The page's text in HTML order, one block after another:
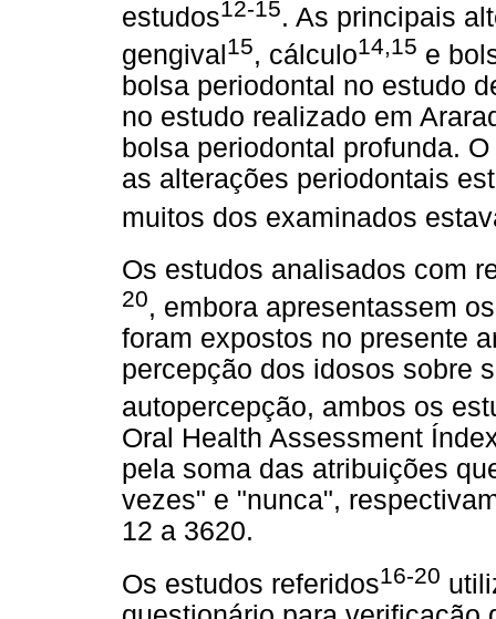
estudos12-15. As principais
gengival 15, cálculo14,15 e
bolsa periodontal no estudo
no estudo realizado em
bolsa periodontal profunda.
as alterações periodontais
muitos dos examinados
Os estudos analisados com
20, embora apresentassem
foram expostos no presente
percepção dos idosos sobre
autopercepção, ambos os
Oral Health Assessment
pela soma das atribuições
vezes" e "nunca",
12 a 3620.
Os estudos referidos16-20